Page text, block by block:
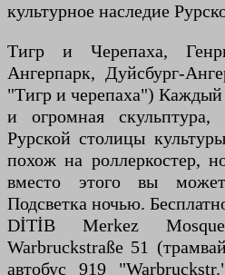
культурное наследие
Тигр и Черепаха,
Ангерпарк, Дуйсбург-
"Тигр и черепаха")
и огромная
Рурской столицы
похож на роллеркостер,
вместо этого вы
Подсветка ночью.
DİTİB Merkez
Warbruckstraße 51
автобус 919